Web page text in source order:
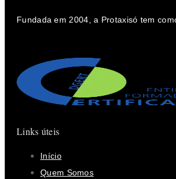
Fundada em 2004, a Protaxisó tem
Links úteis
Início
Quem Somos